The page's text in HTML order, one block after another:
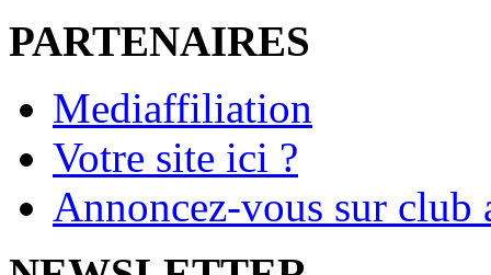
PARTENAIRES
Mediaffiliation
Votre site ici ?
Annoncez-vous sur